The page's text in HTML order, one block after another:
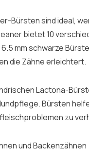
Bürsten sind ideal,
bietet 10
mm schwarze
die Zähne erleichtert.
Lactona-
Bürsten
zu
und Backenzähnen